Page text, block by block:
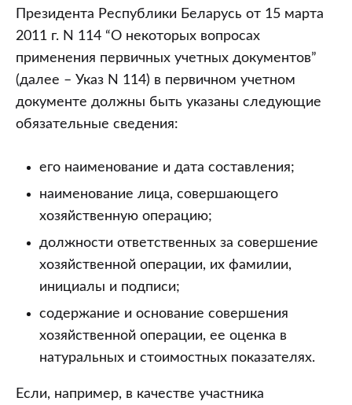
Президента Республики Беларусь от 15 марта
2011 г. N 114 “О некоторых вопросах
применения первичных учетных документов”
(далее – Указ N 114) в первичном учетном
документе должны быть указаны следующие
обязательные сведения:
его наименование и дата составления;
наименование лица, совершающего
хозяйственную операцию;
должности ответственных за совершение
хозяйственной операции, их фамилии,
инициалы и подписи;
содержание и основание совершения
хозяйственной операции, ее оценка в
натуральных и стоимостных показателях.
Если, например, в качестве участника